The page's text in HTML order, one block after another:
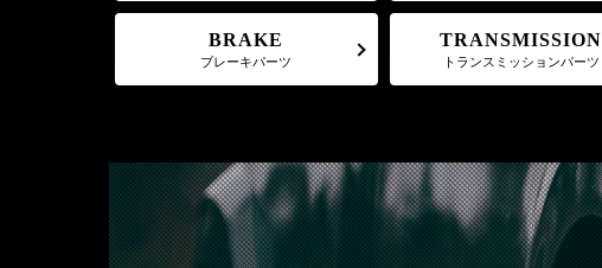
BRAKE
ブレーキパーツ
TRANSMISSION
トランスミッションパーツ